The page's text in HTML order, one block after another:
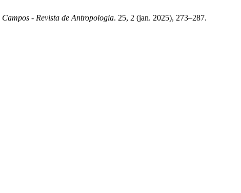
Campos - Revista de Antropologia. 25, 2 (jan. 2025), 273–287.